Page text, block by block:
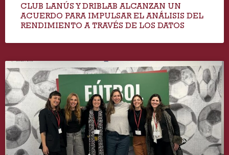
CLUB LANÚS Y DRIBLAB ALCANZAN UN
ACUERDO PARA IMPULSAR EL ANÁLISIS DEL
RENDIMIENTO A TRAVÉS DE LOS DATOS